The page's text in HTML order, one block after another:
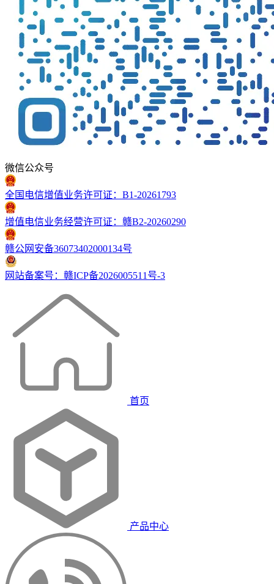
微信公众号
全国电信增值业务许可证：B1-20261793
增值电信业务经营许可证：赣B2-20260290
赣公网安备36073402000134号
网站备案号：赣ICP备2026005511号-3
首页
产品中心